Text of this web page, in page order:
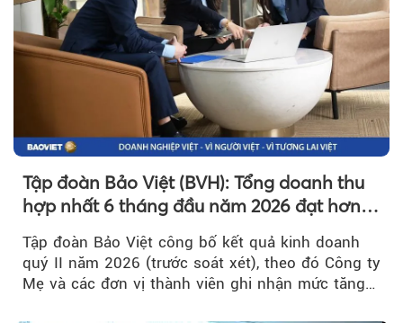
Tập đoàn Bảo Việt (BVH): Tổng doanh thu
hợp nhất 6 tháng đầu năm 2026 đạt hơn
Tập đoàn Bảo Việt công bố kết quả kinh doanh
quý II năm 2026 (trước soát xét), theo đó Công ty
Mẹ và các đơn vị thành viên ghi nhận mức tăng